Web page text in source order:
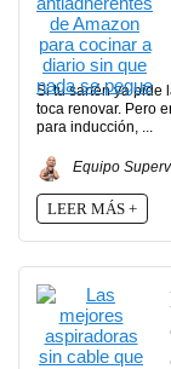
Si tu sartén ya pide
toca renovar. Pero
para inducción, ...
Equipo
LEER MÁS +